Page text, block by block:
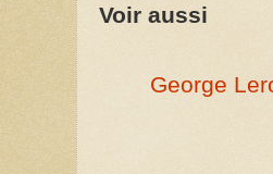
Voir aussi
George